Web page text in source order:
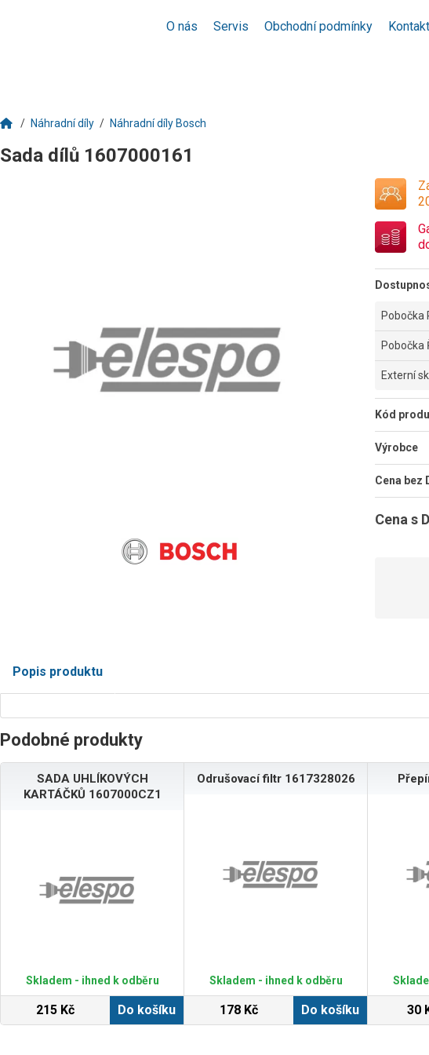
O nás Servis Obchodní podmínky Kontakt
Náhradní díly Náhradní díly Bosch
Sada dílů 1607000161
Pobočka
Pobočka
Externí
Kód
Výrobce
Cena bez
Cena s
Popis produktu
Podobné produkty
SADA UHLÍKOVÝCH
KARTÁČKŮ 1607000CZ1
Skladem - ihned k odběru
215 Kč Do košíku
Odrušovací filtr 1617328026
Skladem - ihned k odběru
178 Kč Do košíku 30